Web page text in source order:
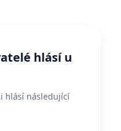
hlásí u
hlásí následující